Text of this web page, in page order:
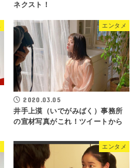
ネクスト！
エンタメ
2020.03.05
井手上漠（いでがみばく）事務所
の宣材写真がこれ！ツイートから
エンタメ